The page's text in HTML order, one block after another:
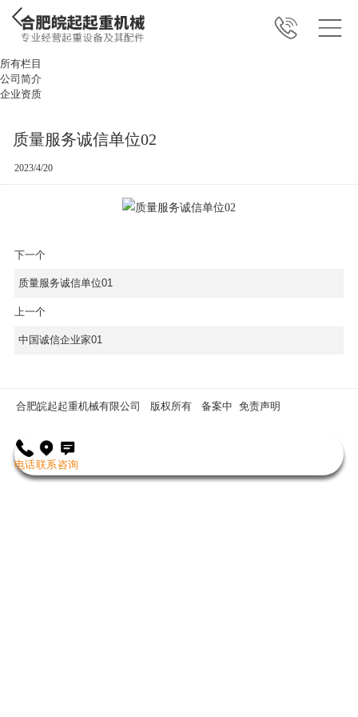
所有栏目
公司简介
企业资质
质量服务诚信单位02
2023/4/20
下一个
质量服务诚信单位01
上一个
中国诚信企业家01
合肥皖起起重机械有限公司 版权所有 备案中 免责声明
电话联系咨询